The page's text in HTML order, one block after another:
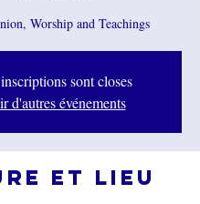
Worship and Teachings
sont closes
d'autres événements
et lieu